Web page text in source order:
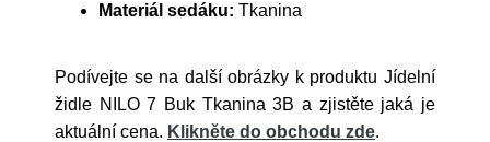
Materiál sedáku: Tkanina
Podívejte se na další obrázky k produktu Jídelní
židle NILO 7 Buk Tkanina 3B a zjistěte jaká je
aktuální cena. Klikněte do obchodu zde.